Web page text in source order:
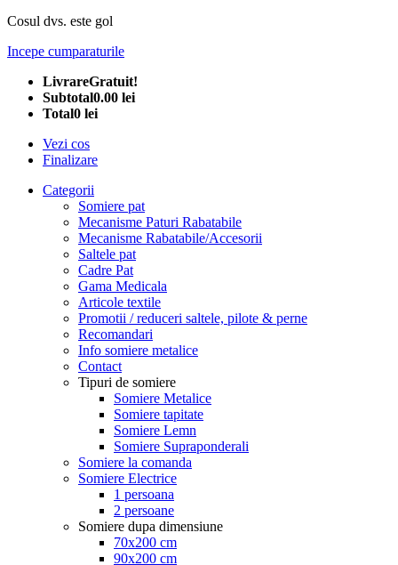
Cosul dvs. este gol
Incepe cumparaturile
LivrareGratuit!
Subtotal0.00 lei
Total0 lei
Vezi cos
Finalizare
Categorii
Somiere pat
Mecanisme Paturi Rabatabile
Mecanisme Rabatabile/Accesorii
Saltele pat
Cadre Pat
Gama Medicala
Articole textile
Promotii / reduceri saltele, pilote & perne
Recomandari
Info somiere metalice
Contact
Tipuri de somiere
Somiere Metalice
Somiere tapitate
Somiere Lemn
Somiere Supraponderali
Somiere la comanda
Somiere Electrice
1 persoana
2 persoane
Somiere dupa dimensiune
70x200 cm
90x200 cm